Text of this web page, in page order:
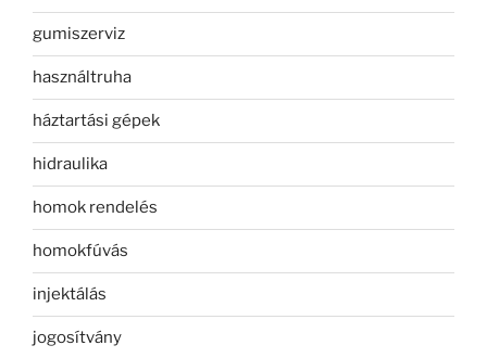
gumiszerviz
használtruha
háztartási gépek
hidraulika
homok rendelés
homokfúvás
injektálás
jogosítvány